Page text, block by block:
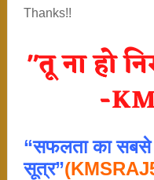
Thanks!!
“सफलता का सबसे
सूत्र”